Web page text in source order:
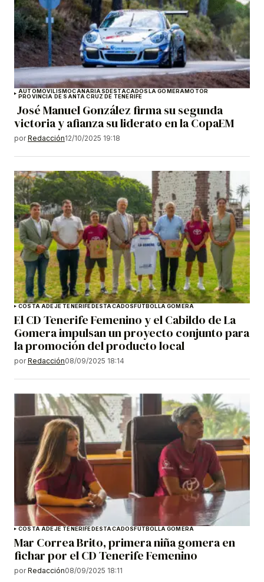
AUTOMOVILISMOCANARIASDESTACADOSLA GOMERAMOTOR
PROVINCIA DE SANTA CRUZ DE TENERIFE
José Manuel González firma su segunda
victoria y afianza su liderato en la CopaEM
por Redacción12/10/2025 19:18
COSTA ADEJE TENERIFEDESTACADOSFÚTBOLLA GOMERA
El CD Tenerife Femenino y el Cabildo de La
Gomera impulsan un proyecto conjunto para
la promoción del producto local
por Redacción08/09/2025 18:14
COSTA ADEJE TENERIFEDESTACADOSFÚTBOLLA GOMERA
Mar Correa Brito, primera niña gomera en
fichar por el CD Tenerife Femenino
por Redacción08/09/2025 18:11